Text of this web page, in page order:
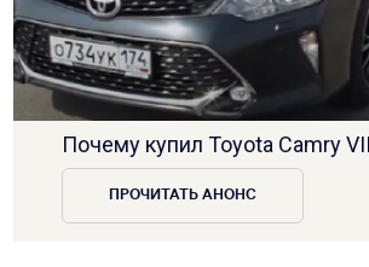
Почему купил Toyota Camry
ПРОЧИТАТЬ АНОНС